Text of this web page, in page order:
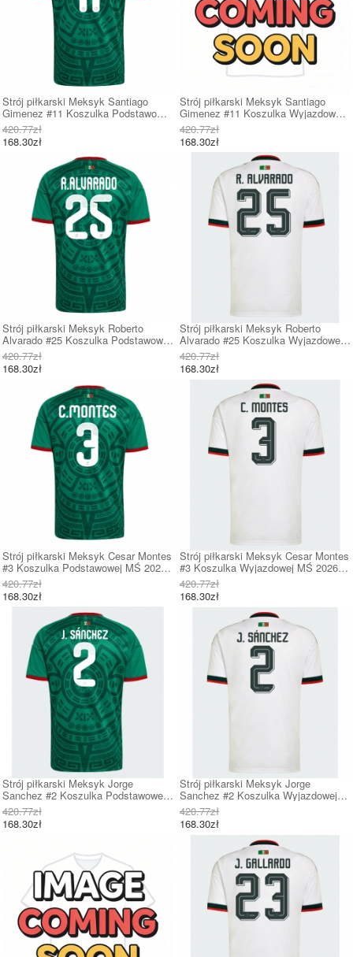
Strój piłkarski Meksyk Santiago
Gimenez #11 Koszulka Podstawowej
MŚ 2026 Krótki Rękaw
420.77zł
168.30zł
Strój piłkarski Meksyk Santiago
Gimenez #11 Koszulka Wyjazdowej
MŚ 2026 Krótki Rękaw
420.77zł
168.30zł
Strój piłkarski Meksyk Roberto
Alvarado #25 Koszulka Podstawowej
MŚ 2026 Krótki Rękaw
420.77zł
168.30zł
Strój piłkarski Meksyk Roberto
Alvarado #25 Koszulka Wyjazdowej
MŚ 2026 Krótki Rękaw
420.77zł
168.30zł
Strój piłkarski Meksyk Cesar Montes
#3 Koszulka Podstawowej MŚ 2026
Krótki Rękaw
420.77zł
168.30zł
Strój piłkarski Meksyk Cesar Montes
#3 Koszulka Wyjazdowej MŚ 2026
Krótki Rękaw
420.77zł
168.30zł
Strój piłkarski Meksyk Jorge
Sanchez #2 Koszulka Podstawowej
MŚ 2026 Krótki Rękaw
420.77zł
168.30zł
Strój piłkarski Meksyk Jorge
Sanchez #2 Koszulka Wyjazdowej
MŚ 2026 Krótki Rękaw
420.77zł
168.30zł